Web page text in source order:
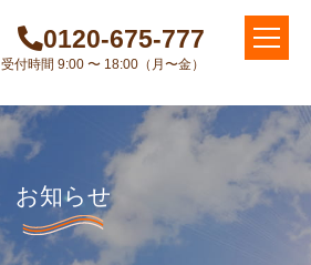
0120-675-777
受付時間 9:00 〜 18:00（月〜金）
お知らせ